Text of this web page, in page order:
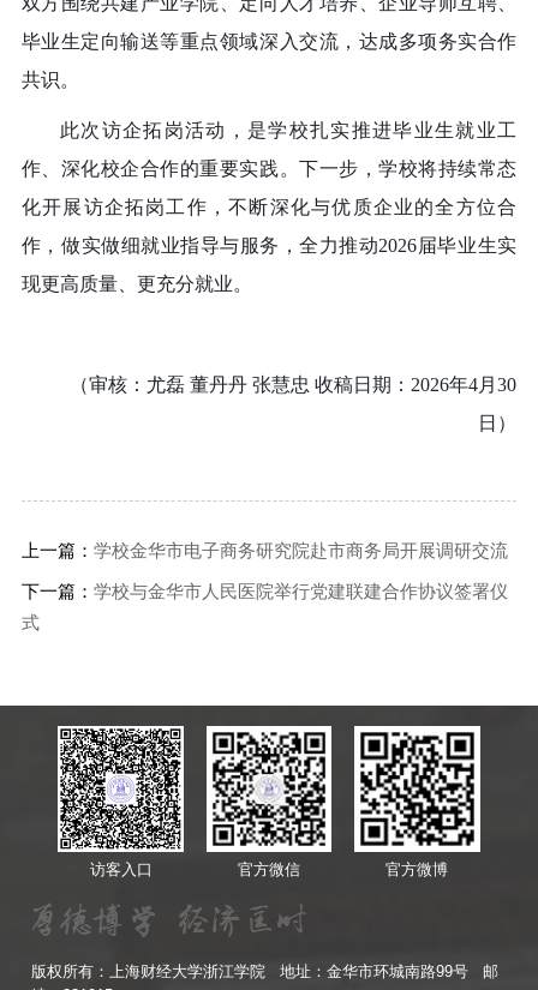
毕业生定向输送等重点领域深入交流，达成多项务实合作
共识。
此次访企拓岗活动，是学校扎实推进毕业生就业工
作、深化校企合作的重要实践。下一步，学校将持续常态
化开展访企拓岗工作，不断深化与优质企业的全方位合
作，做实做细就业指导与服务，全力推动2026届毕业生实
现更高质量、更充分就业。
（审核：尤磊 董丹丹 张慧忠 收稿日期：2026年4月30
日）
上一篇： 学校金华市电子商务研究院赴市商务局开展调研交流
下一篇： 学校与金华市人民医院举行党建联建合作协议签署仪
式
访客入口 官方微信 官方微博
版权所有：上海财经大学浙江学院 地址：金华市环城南路99号 邮